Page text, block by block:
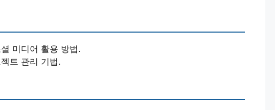
미디어 활용 방법.
트 관리 기법.